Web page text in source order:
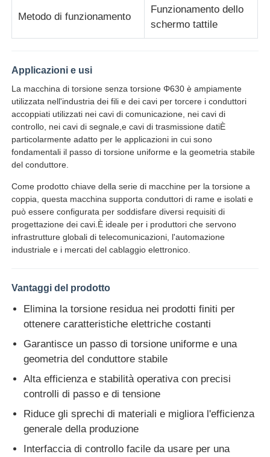
macchine per la bobinazione dei cavi
macchina per estrusione a spelatura
Metodo di funzionamento
Funzionamento dello
schermo tattile
Applicazioni e usi
La macchina di torsione senza torsione Φ630 è ampiamente
utilizzata nell'industria dei fili e dei cavi per torcere i conduttori
accoppiati utilizzati nei cavi di comunicazione, nei cavi di
controllo, nei cavi di segnale,e cavi di trasmissione datiÈ
particolarmente adatto per le applicazioni in cui sono
fondamentali il passo di torsione uniforme e la geometria stabile
del conduttore.
Come prodotto chiave della serie di macchine per la torsione a
coppia, questa macchina supporta conduttori di rame e isolati e
può essere configurata per soddisfare diversi requisiti di
progettazione dei cavi.È ideale per i produttori che servono
infrastrutture globali di telecomunicazioni, l'automazione
industriale e i mercati del cablaggio elettronico.
Vantaggi del prodotto
Elimina la torsione residua nei prodotti finiti per
ottenere caratteristiche elettriche costanti
Garantisce un passo di torsione uniforme e una
geometria del conduttore stabile
Alta efficienza e stabilità operativa con precisi
controlli di passo e di tensione
Riduce gli sprechi di materiali e migliora l'efficienza
generale della produzione
Interfaccia di controllo facile da usare per una